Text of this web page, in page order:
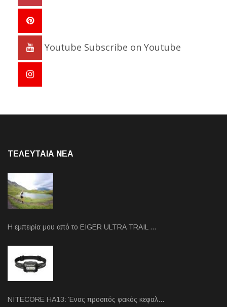
Youtube Subscribe on Youtube
ΤΕΛΕΥΤΑΙΑ NEA
Η εμπειρία μου από το EIGER ULTRA TRAIL …
NITECORE HA13: Ένας προσιτός φακός κεφαλ…